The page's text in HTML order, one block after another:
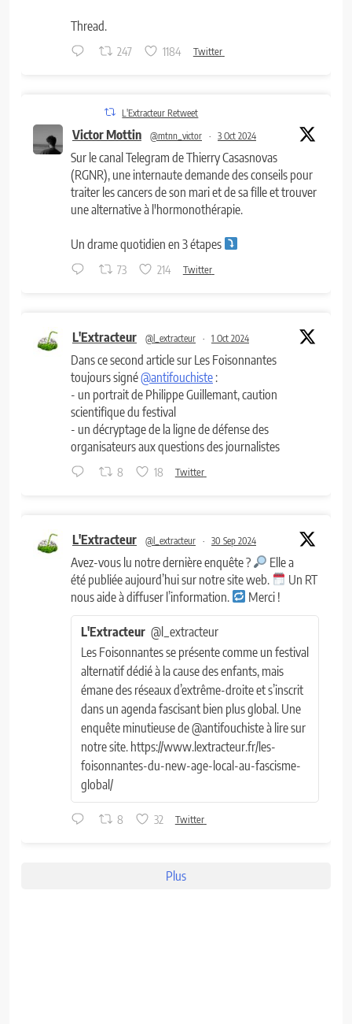
Thread.
247 1184 Twitter
L'Extracteur Retweet
Victor Mottin @mtnn_victor · 3 Oct 2024
Sur le canal Telegram de Thierry Casasnovas
(RGNR), une internaute demande des conseils pour
traiter les cancers de son mari et de sa fille et trouver
une alternative à l'hormonothérapie.
Un drame quotidien en 3 étapes
73 214 Twitter
L'Extracteur @l_extracteur · 1 Oct 2024
Dans ce second article sur Les Foisonnantes
toujours signé@antifouchiste :
- un portrait de Philippe Guillemant, caution
scientifique du festival
- un décryptage de la ligne de défense des
organisateurs aux questions des journalistes
8 18 Twitter
L'Extracteur @l_extracteur · 30 Sep 2024
Avez-vous lu notre dernière enquête ?
Elle a
été publiée aujourd’hui sur notre site web.
Un RT
nous aide à diffuser l’information.
Merci !
L'Extracteur @l_extracteur
Les Foisonnantes se présente comme un festival
alternatif dédié à la cause des enfants, mais
émane des réseaux d’extrême-droite et s’inscrit
dans un agenda fascisant bien plus global. Une
enquête minutieuse de @antifouchiste à lire sur
notre site. https://www.lextracteur.fr/les-
foisonnantes-du-new-age-local-au-fascisme-
global/
8 32 Twitter
Plus